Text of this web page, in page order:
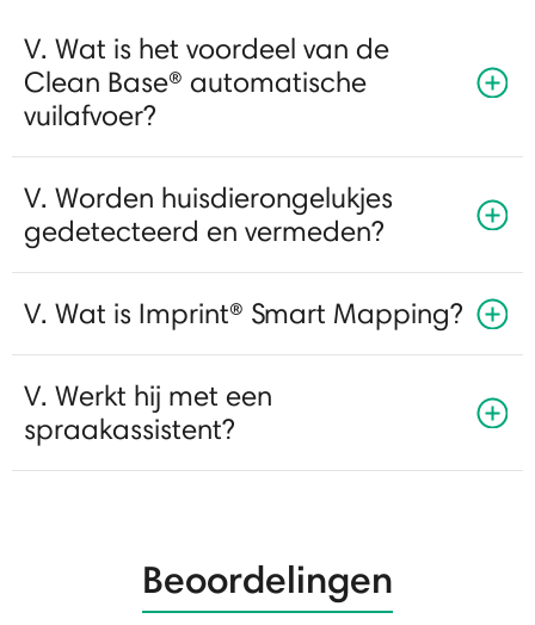
V. Wat is het voordeel van de
Clean Base® automatische
vuilafvoer?
V. Worden huisdierongelukjes
gedetecteerd en vermeden?
V. Wat is Imprint® Smart Mapping?
V. Werkt hij met een
spraakassistent?
Beoordelingen